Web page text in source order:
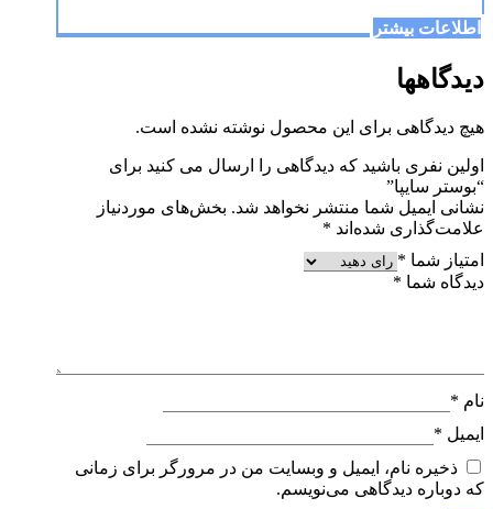
اطلاعات بیشتر
دیدگاهها
هیچ دیدگاهی برای این محصول نوشته نشده است.
اولین نفری باشید که دیدگاهی را ارسال می کنید برای
“بوستر سایپا”
نشانی ایمیل شما منتشر نخواهد شد. بخش‌های موردنیاز
علامت‌گذاری شده‌اند *
امتیاز شما *
دیدگاه شما *
نام *
ایمیل *
ذخیره نام، ایمیل و وبسایت من در مرورگر برای زمانی
که دوباره دیدگاهی می‌نویسم.